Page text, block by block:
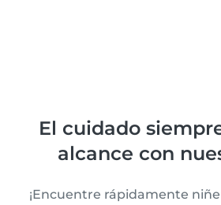
El cuidado
alcance con
¡Encuentre rápidamente